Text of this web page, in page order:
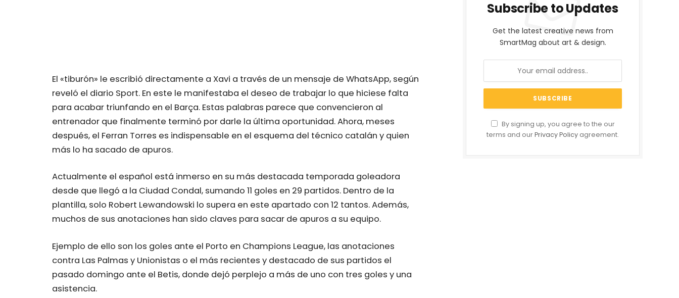
El «tiburón» le escribió directamente a Xavi a través de un mensaje de WhatsApp, según
reveló el diario Sport. En este le manifestaba el deseo de trabajar lo que hiciese falta
para acabar triunfando en el Barça. Estas palabras parece que convencieron al
entrenador que finalmente terminó por darle la última oportunidad. Ahora, meses
después, el Ferran Torres es indispensable en el esquema del técnico catalán y quien
más lo ha sacado de apuros.
Actualmente el español está inmerso en su más destacada temporada goleadora
desde que llegó a la Ciudad Condal, sumando 11 goles en 29 partidos. Dentro de la
plantilla, solo Robert Lewandowski lo supera en este apartado con 12 tantos. Además,
muchos de sus anotaciones han sido claves para sacar de apuros a su equipo.
Ejemplo de ello son los goles ante el Porto en Champions League, las anotaciones
contra Las Palmas y Unionistas o el más recientes y destacado de sus partidos el
pasado domingo ante el Betis, donde dejó perplejo a más de uno con tres goles y una
asistencia.
Subscribe to Updates
Get the latest creative news from
SmartMag about art & design.
By signing up, you agree to the our
terms and ourPrivacy Policy agreement.